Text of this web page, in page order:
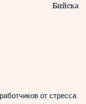
Бийска
от стресса